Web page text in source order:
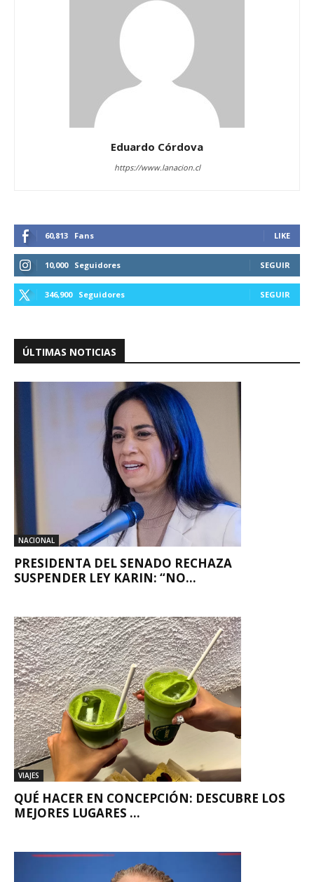
Eduardo Córdova
https://www.lanacion.cl
60,813 Fans LIKE
10,000 Seguidores SEGUIR
346,900 Seguidores SEGUIR
ÚLTIMAS NOTICIAS
NACIONAL
PRESIDENTA DEL SENADO RECHAZA
SUSPENDER LEY KARIN: “NO...
VIAJES
QUÉ HACER EN CONCEPCIÓN: DESCUBRE LOS
MEJORES LUGARES ...